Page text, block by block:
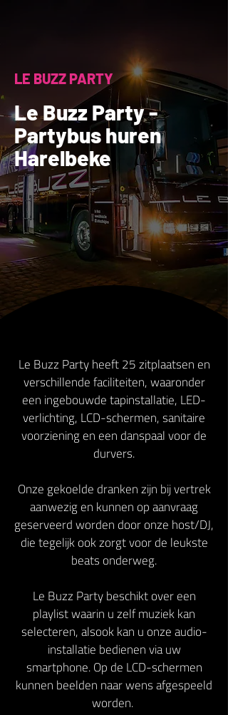
LE BUZZ PARTY
Le Buzz Party -
Partybus huren
Harelbeke
Le Buzz Party heeft 25 zitplaatsen en
verschillende faciliteiten, waaronder
een ingebouwde tapinstallatie, LED-
verlichting, LCD-schermen, sanitaire
voorziening en een danspaal voor de
durvers.
Onze gekoelde dranken zijn bij vertrek
aanwezig en kunnen op aanvraag
geserveerd worden door onze host/DJ,
die tegelijk ook zorgt voor de leukste
beats onderweg.
Le Buzz Party beschikt over een
playlist waarin u zelf muziek kan
selecteren, alsook kan u onze audio-
installatie bedienen via uw
smartphone. Op de LCD-schermen
kunnen beelden naar wens afgespeeld
worden.